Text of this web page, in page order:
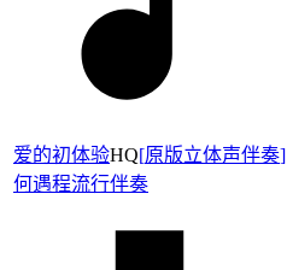
爱的初体验HQ[原版立体声伴奏]
何遇程流行伴奏